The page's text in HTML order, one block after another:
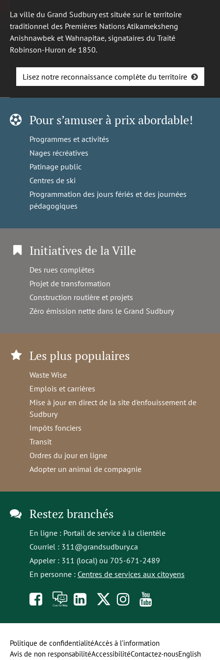
La ville du Grand Sudbury est située sur le territoire
traditionnel des Premières Nations Atikameksheng
Anishnawbek et Wahnapitae, signataires du Traité
Robinson-Huron de 1850.
Lisez notre reconnaissance complète du territoire
Pour s’amuser à prix abordable!
Programmes et activités
Nages récréatives
Patinage public
Centres de ski
Programmation des jours fériés et des journées
pédagogiques
Initiatives de la Ville
Des rues complètes
Projet de transformation
Construction routière et projets
Zéro émission nette dans le Grand Sudbury
Les plus populaires
Waste Wise
Emplois et carrières
Mise à jour en direct de la site d'enfouissement de
Sudbury
Impôts fonciers
Transit
Ordres du jour en ligne
Adopter un animal de compagnie
Restez branchés
En ligne : Portail de service à la clientèle
Courriel : 311@grandsudbury.ca
Appeler : 311 (local) ou 705-671-2489
En personne : Centres de services aux citoyens
Like
us
on
À
toi
la
opens
in
a
Follow
us
on
Follow
us
on
to
our
Politique de confidentialitéAccès à l’information
Avis de non responsabilitéAccessibilitéContactez-nousEnglish